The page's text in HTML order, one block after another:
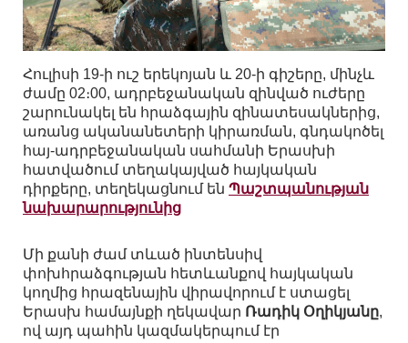
Հուլիսի 19-ի ուշ երեկոյան և 20-ի գիշերը, մինչև
ժամը 02։00, ադրբեջանական զինված ուժերը
շարունակել են հրաձգային զինատեսակներից,
առանց ականանետերի կիրառման, գնդակոծել
հայ-ադրբեջանական սահմանի Երասխի
հատվածում տեղակայված հայկական
դիրքերը, տեղեկացնում են Պաշտպանության
նախարարությունից
Մի քանի ժամ տևած ինտենսիվ
փոխհրաձգության հետևանքով հայկական
կողմից հրազենային վիրավորում է ստացել
Երասխ համայնքի ղեկավար Ռադիկ Օղիկյանը,
ով այդ պահին կազմակերպում էր